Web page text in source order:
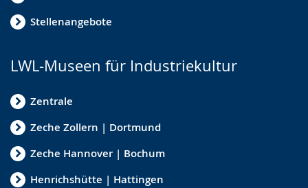
Stellenangebote
LWL-Museen für Industriekultur
Zentrale
Zeche Zollern | Dortmund
Zeche Hannover | Bochum
Henrichshütte | Hattingen